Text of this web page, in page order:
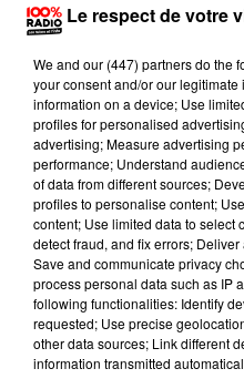
Lecture (1 min 16
100%
100% Radio l'agenda
Le respect de votre
We and our (447) partnersdo the
your consent and/or our
information on a device; Use
profiles for personalised
advertising; Measure advertising
performance; Understand
of data from different sources;
profiles to personalise content;
content; Use limited data to select
detect fraud, and fix errors;
Save and communicate privacy
process personal data such as IP
following functionalities: Identify
requested; Use precise
other data sources; Link different
information transmitted